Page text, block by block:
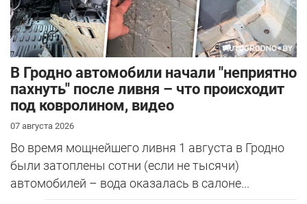
В Гродно автомобили начали "неприятно
пахнуть" после ливня – что происходит
под ковролином, видео
07 августа 2026
Во время мощнейшего ливня 1 августа в Гродно
были затоплены сотни (если не тысячи)
автомобилей – вода оказалась в салоне...